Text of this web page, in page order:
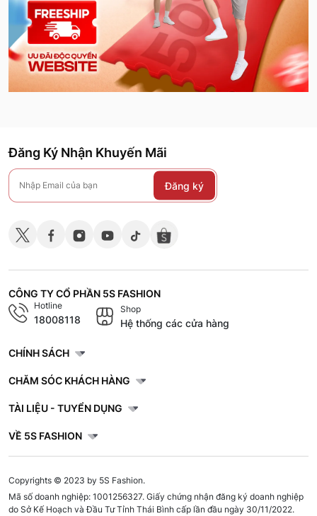
Đăng Ký Nhận Khuyến Mãi
Đăng ký
CÔNG TY CỔ PHẦN 5S FASHION
Hotline
18008118
Shop
Hệ thống các cửa hàng
CHÍNH SÁCH
CHĂM SÓC KHÁCH HÀNG
TÀI LIỆU - TUYỂN DỤNG
VỀ 5S FASHION
Copyrights © 2023 by 5S Fashion.
Mã số doanh nghiệp: 1001256327. Giấy chứng nhận đăng ký doanh nghiệp
do Sở Kế Hoạch và Đầu Tư Tỉnh Thái Bình cấp lần đầu ngày 30/11/2022.